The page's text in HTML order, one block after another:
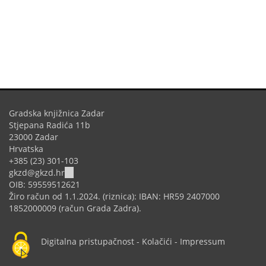
Gradska knjižnica Zadar
Stjepana Radića 11b
23000 Zadar
Hrvatska
+385 (23) 301-103
gkzd@gkzd.hr
sends
e-
mail)
OIB: 59559512621
Žiro račun od 1.1.2024. (riznica): IBAN: HR59 2407000
1852000009 (račun Grada Zadra).
Digitalna pristupačnost - Kolačići - Impressum